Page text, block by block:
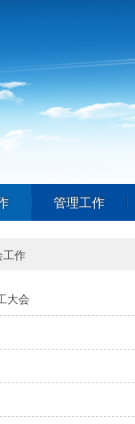
管理工作
工作
大会